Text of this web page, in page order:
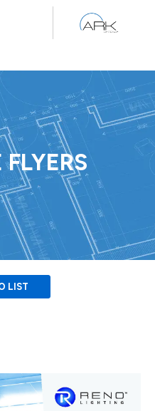
FLYERS
LIST